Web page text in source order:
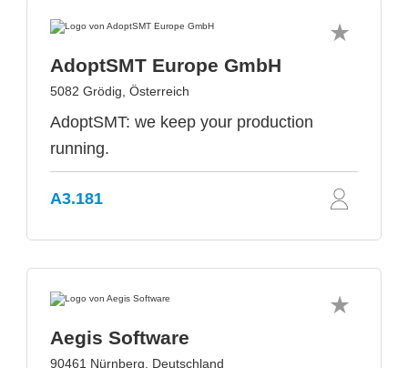
AdoptSMT Europe GmbH
5082 Grödig, Österreich
AdoptSMT: we keep your production
running.
A3.181
Aegis Software
90461 Nürnberg, Deutschland